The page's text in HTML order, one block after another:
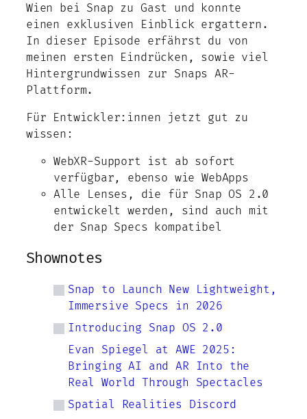
Wien bei Snap zu Gast und konnte
einen exklusiven Einblick ergattern.
In dieser Episode erfährst du von
meinen ersten Eindrücken, sowie viel
Hintergrundwissen zur Snaps AR-
Plattform.
Für Entwickler:innen jetzt gut zu
wissen:
WebXR-Support ist ab sofort
verfügbar, ebenso wie WebApps
Alle Lenses, die für Snap OS 2.0
entwickelt werden, sind auch mit
der Snap Specs kompatibel
Shownotes
Snap to Launch New Lightweight,
Immersive Specs in 2026
Introducing Snap OS 2.0
Evan Spiegel at AWE 2025:
Bringing AI and AR Into the
Real World Through Spectacles
Spatial Realities Discord